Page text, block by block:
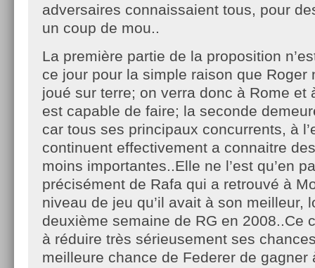
adversaires connaissaient tous, pour
un coup de mou..
La première partie de la proposition
ce jour pour la simple raison que Roger
joué sur terre; on verra donc à Rome et
est capable de faire; la seconde
car tous ses principaux concurrents, à
continuent effectivement a connaitre
moins importantes..Elle ne l’est qu’en
précisément de Rafa qui a retrouvé à
niveau de jeu qu’il avait à son meilleur,
deuxième semaine de RG en 2008..Ce
à réduire très sérieusement ses
meilleure chance de Federer de gagner